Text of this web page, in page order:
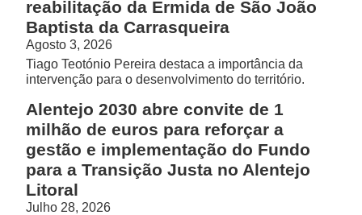
reabilitação da Ermida de São João
Baptista da Carrasqueira
Agosto 3, 2026
Tiago Teotónio Pereira destaca a importância da
intervenção para o desenvolvimento do território.
Alentejo 2030 abre convite de 1
milhão de euros para reforçar a
gestão e implementação do Fundo
para a Transição Justa no Alentejo
Litoral
Julho 28, 2026